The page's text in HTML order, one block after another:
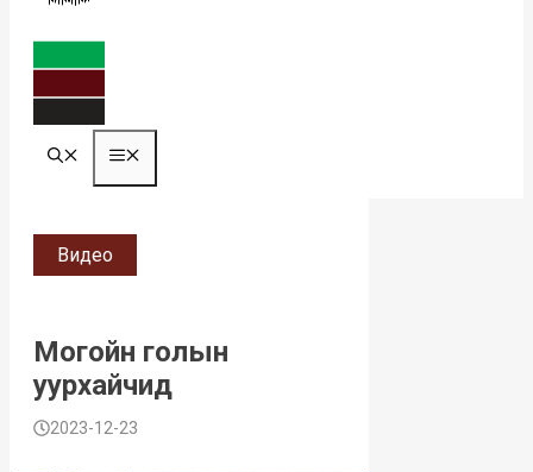
Видео
Могойн голын
уурхайчид
2023-12-23